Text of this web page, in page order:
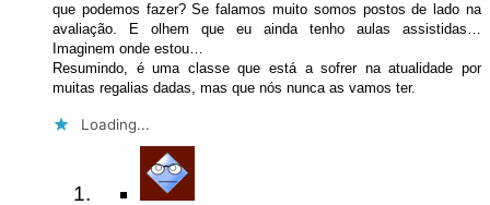
que podemos fazer? Se falamos muito somos postos de lado na
avaliação. E olhem que eu ainda tenho aulas assistidas…
Imaginem onde estou…
Resumindo, é uma classe que está a sofrer na atualidade por
muitas regalias dadas, mas que nós nunca as vamos ter.
Loading...